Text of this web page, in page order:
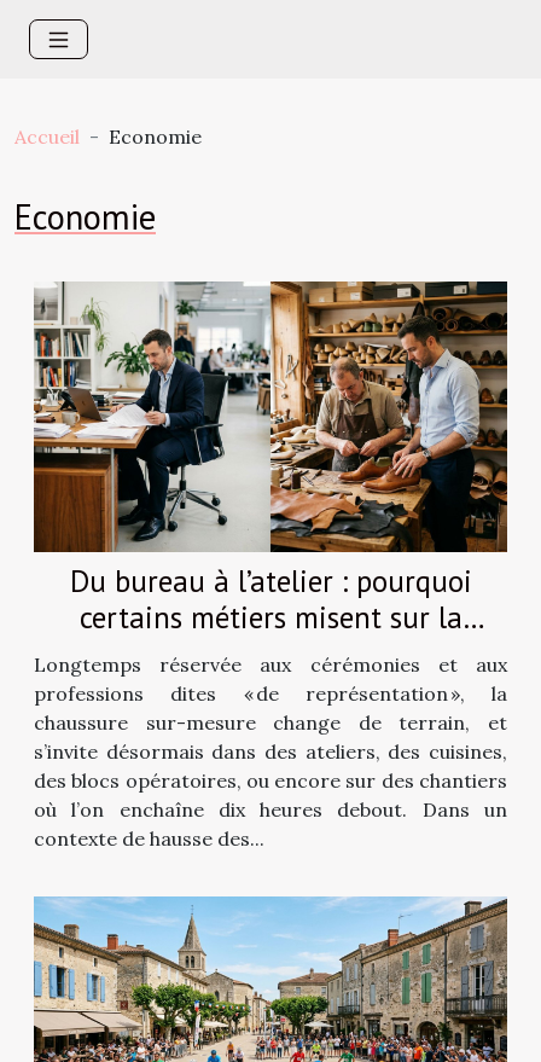
Accueil Economie
Economie
Du bureau à l’atelier : pourquoi
certains métiers misent sur la
chaussure sur-mesure
Longtemps réservée aux cérémonies et aux
professions dites « de représentation », la
chaussure sur-mesure change de terrain, et
s’invite désormais dans des ateliers, des cuisines,
des blocs opératoires, ou encore sur des chantiers
où l’on enchaîne dix heures debout. Dans un
contexte de hausse des...